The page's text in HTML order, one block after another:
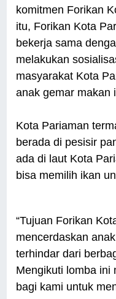
komitmen Forikan
itu, Forikan Kota
bekerja sama
melakukan
masyarakat Kota
anak gemar makan
Kota Pariaman
berada di pesisir
ada di laut Kota
bisa memilih ikan
“Tujuan Forikan
mencerdaskan
terhindar dari
Mengikuti lomba ini
bagi kami untuk